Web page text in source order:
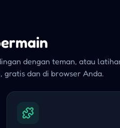
dengan teman, atau
gratis dan di browser Anda.